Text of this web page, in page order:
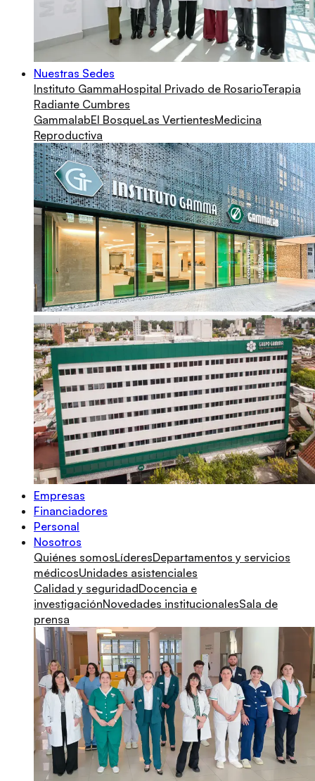
Nuestras Sedes
Instituto GammaHospital Privado de RosarioTerapia
Radiante Cumbres
GammalabEl BosqueLas VertientesMedicina
Reproductiva
Empresas
Financiadores
Personal
Nosotros
Quiénes somosLíderesDepartamentos y servicios
médicosUnidades asistenciales
Calidad y seguridadDocencia e
investigaciónNovedades institucionalesSala de
prensa